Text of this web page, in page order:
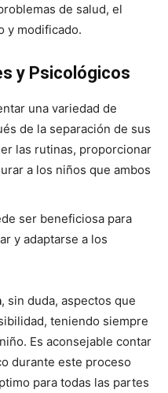
de salud, el
y modificado.
y Psicológicos
una variedad de
de la separación de sus
las rutinas, proporcionar
a los niños que ambos
ser beneficiosa para
y adaptarse a los
, sin duda, aspectos que
teniendo siempre
Es aconsejable contar
durante este proceso
para todas las partes